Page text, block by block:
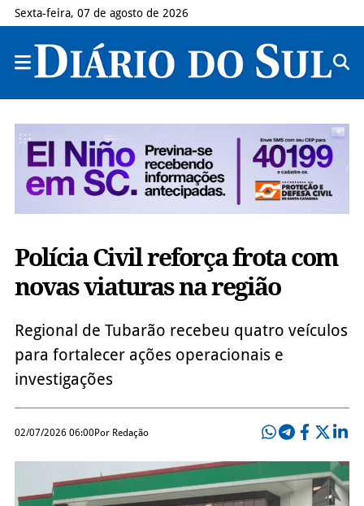
Sexta-feira, 07 de agosto de 2026
Polícia Civil reforça frota com
novas viaturas na região
Regional de Tubarão recebeu quatro veículos
para fortalecer ações operacionais e
investigações
02/07/2026 06:00Por Redação